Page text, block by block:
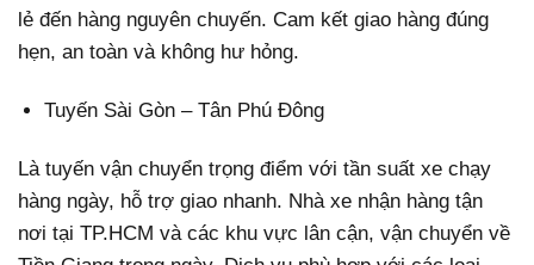
lẻ đến hàng nguyên chuyến. Cam kết giao hàng đúng
hẹn, an toàn và không hư hỏng.
Tuyến Sài Gòn – Tân Phú Đông
Là tuyến vận chuyển trọng điểm với tần suất xe chạy
hàng ngày, hỗ trợ giao nhanh. Nhà xe nhận hàng tận
nơi tại TP.HCM và các khu vực lân cận, vận chuyển về